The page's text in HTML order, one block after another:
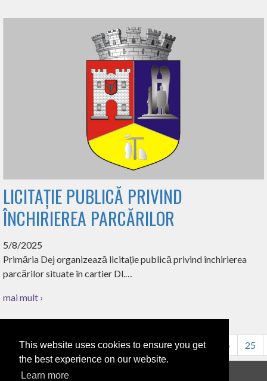
This website uses cookies to ensure you get
the best experience on our website.
Learn more
LICITAȚIE PUBLICĂ PRIVIND
ÎNCHIRIEREA PARCĂRILOR
5/8/2025
Primăria Dej organizează licitație publică privind închirierea
parcărilor situate în cartier Dl.…
mai mult ›
16 17 18 19 20 21 22 23 24 25
Anunțuri